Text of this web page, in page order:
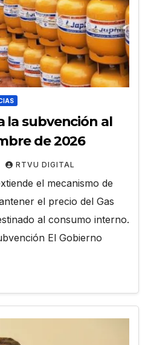
la subvención al
de 2026
RTVU DIGITAL
el mecanismo de
el precio del Gas
al consumo interno.
El Gobierno